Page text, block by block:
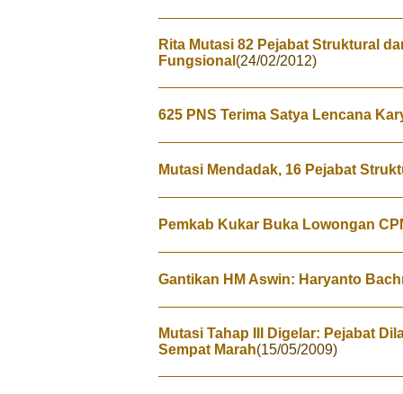
Rita Mutasi 82 Pejabat Struktural
Fungsional (24/02/2012)
625 PNS Terima Satya Lencana
Mutasi Mendadak, 16 Pejabat
Pemkab Kukar Buka Lowongan
Gantikan HM Aswin: Haryanto
Mutasi Tahap III Digelar: Pejabat
Sempat Marah(15/05/2009)